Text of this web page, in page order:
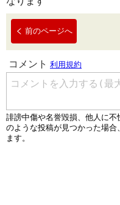
前のページへ